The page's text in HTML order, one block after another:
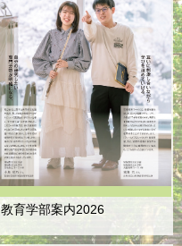
教育学部案内2026